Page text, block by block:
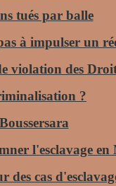
tués par balle
à impulser un
violation des
?
l'esclavage
des cas